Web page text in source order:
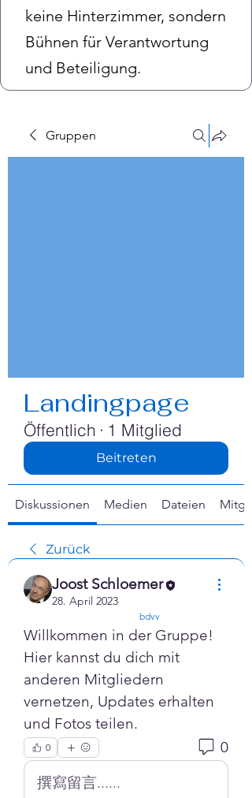
keine Hinterzimmer, sondern
Bühnen für Verantwortung
und Beteiligung.
Gruppen
Landingpage
Öffentlich · 1 Mitglied
Beitreten
Diskussionen Medien Dateien
Zurück
Joost Schloemer
28. April 2023
bdvv
Willkommen in der Gruppe!
Hier kannst du dich mit
anderen Mitgliedern
vernetzen, Updates erhalten
und Fotos teilen.
0
0
撰寫留言......